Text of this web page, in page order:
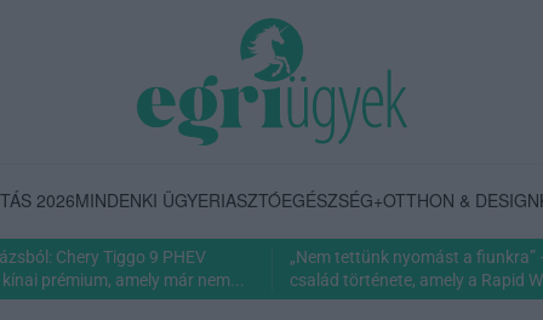
2026MINDENKI ÜGYERIASZTÓEGÉSZSÉG+OTTHON & DESIGN
Chery Tiggo 9 PHEV
prémium, amely már nem...
„Nem tettünk nyomást a fiunkra”
család története, amely a Rapid